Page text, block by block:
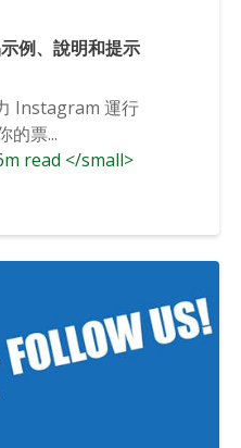
例、說明和提示
Instagram 運行
的票...
read </small>